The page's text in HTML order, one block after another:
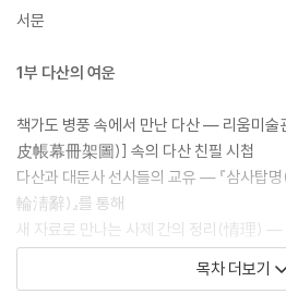
서문
1부 다산의 여운
책가도 병풍 속에서 만난 다산 ― 리움미
皮帳幕冊架圖)] 속의 다산 친필 시첩
다산과 대둔사 선사들의 교유 ― 『삼사탑
輪淸辭)』를 통해
새 자료로 만나는 사제 간의 정리(情理) ―
『치원진장(梔園珍藏)』에 대하여
사실과 진실의 거리 ― 「상찬계시말(相贊
목차 더보기